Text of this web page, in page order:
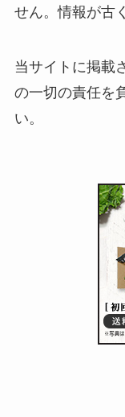
せん。情報が古
当サイトに掲載
の一切の責任を
い。